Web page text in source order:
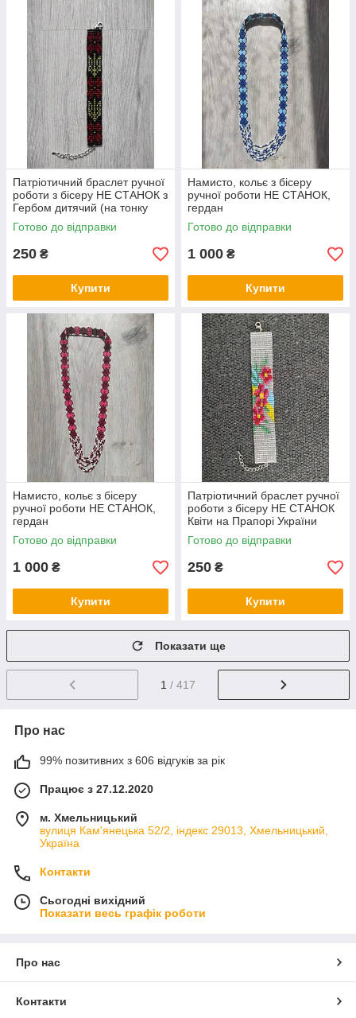
Патріотичний браслет ручної
роботи з бісеру НЕ СТАНОК з
Гербом дитячий (на тонку
руку)
Готово до відправки
250 ₴
Купити
Намисто, кольє з бісеру
ручної роботи НЕ СТАНОК,
гердан
Готово до відправки
1 000 ₴
Купити
Намисто, кольє з бісеру
ручної роботи НЕ СТАНОК,
гердан
Готово до відправки
1 000 ₴
Купити
Патріотичний браслет ручної
роботи з бісеру НЕ СТАНОК
Квіти на Прапорі України
Готово до відправки
250 ₴
Купити
Показати ще
1 / 417
Про нас
99% позитивних з 606 відгуків за рік
Працює з 27.12.2020
м. Хмельницький
вулиця Кам'янецька 52/2, індекс 29013, Хмельницький,
Україна
Контакти
Сьогодні вихідний
Показати весь графік роботи
Про нас
Контакти